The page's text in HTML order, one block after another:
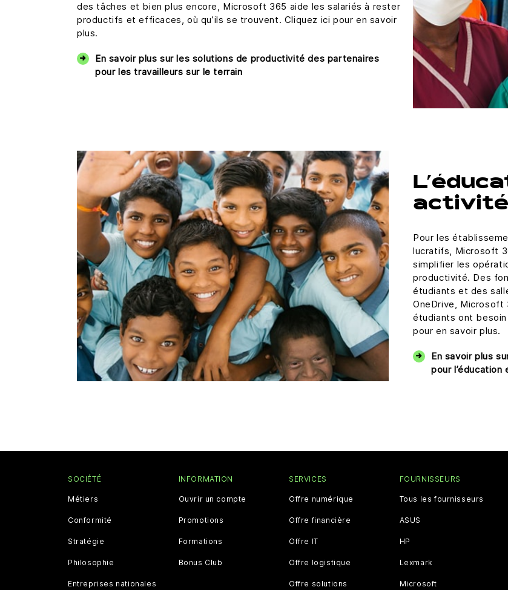
des tâches et bien plus encore, Microsoft 365 aide les salariés à rester
productifs et efficaces, où qu’ils se trouvent. Cliquez ici pour en savoir
plus.
En savoir plus sur les solutions de productivité des partenaires
pour les travailleurs sur le terrain
Pour les
lucratifs, Microsoft
simplifier les
productivité. Des
étudiants et des
OneDrive,
étudiants ont
pour en savoir plus.
En savoir plus
pour
SOCIÉTÉ
Métiers
Conformité
Stratégie
Philosophie
Entreprises nationales
INFORMATION
Ouvrir un compte
Promotions
Formations
Bonus Club
SERVICES
Offre numérique
Offre financière
Offre IT
Offre logistique
Offre solutions
FOURNISSEURS
Tous les fournisseurs
ASUS
HP
Lexmark
Microsoft